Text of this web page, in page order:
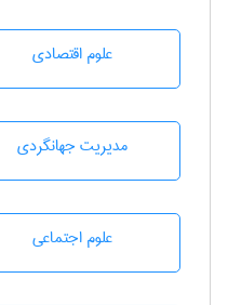
علوم اقتصادی
مديريت جهانگردی
علوم اجتماعی